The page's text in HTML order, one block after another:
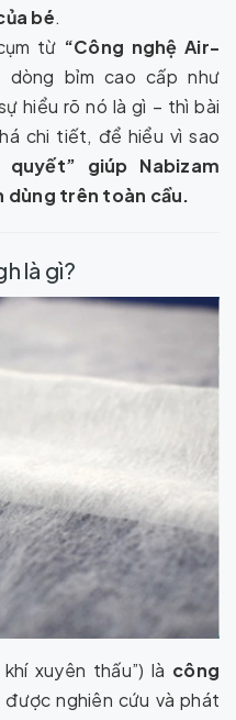
bé.
từ “Công nghệ Air-
bỉm cao cấp như
hiểu rõ nó là gì – thì bài
chi tiết, để hiểu vì sao
giúp Nabizam
dùng trên toàn cầu.
là gì?
xuyên thấu”) là công
được nghiên cứu và phát